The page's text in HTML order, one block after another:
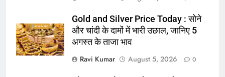
Gold and Silver Price Today : सोने
और चांदी के दामों में भारी उछाल, जानिए 5
अगस्त के ताजा भाव
Ravi Kumar
August 5, 2026 0